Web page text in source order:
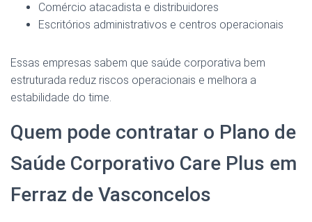
Comércio atacadista e distribuidores
Escritórios administrativos e centros operacionais
Essas empresas sabem que saúde corporativa bem
estruturada reduz riscos operacionais e melhora a
estabilidade do time.
Quem pode contratar o Plano de
Saúde Corporativo Care Plus em
Ferraz de Vasconcelos